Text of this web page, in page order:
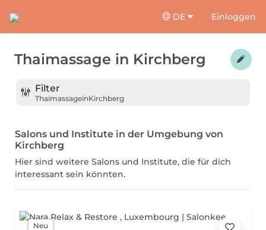
DE Einloggen
Thaimassage in Kirchberg
Filter
ThaimassageinKirchberg
Salons und Institute in der Umgebung von
Kirchberg
Hier sind weitere Salons und Institute, die für dich
interessant sein könnten.
Neu